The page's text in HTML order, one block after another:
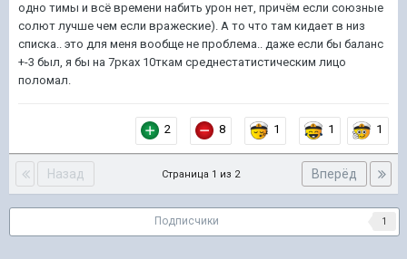
одно тимы и всё времени набить урон нет, причём если союзные
солют лучше чем если вражеские). А то что там кидает в низ
списка.. это для меня вообще не проблема.. даже если бы баланс
+-3 был, я бы на 7рках 10ткам среднестатистическим лицо
поломал.
2 8 1 1 1
Назад Вперёд
Страница 1 из 2
Подписчики 1